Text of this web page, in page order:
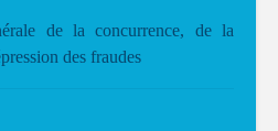
de la concurrence, de la
des fraudes